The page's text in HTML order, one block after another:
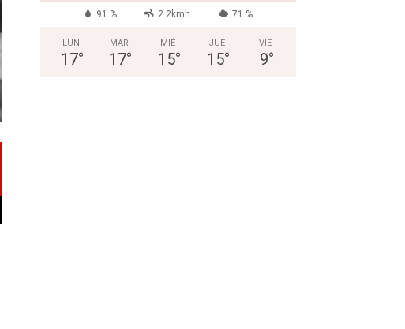
91 % 2.2kmh 71 %
LUN
17°
MAR
17°
MIÉ
15°
JUE
15°
VIE
9°